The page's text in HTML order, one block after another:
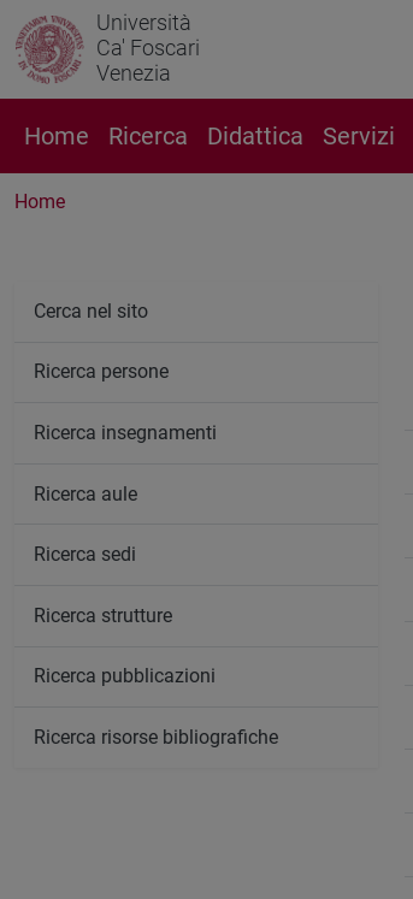
Università
Ca' Foscari
Venezia
Home Ricerca Didattica Servizi
Home
Cerca nel sito
Ricerca persone
Ricerca insegnamenti
Ricerca aule
Ricerca sedi
Ricerca strutture
Ricerca pubblicazioni
Ricerca risorse bibliografiche